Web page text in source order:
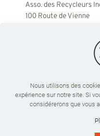
Asso. des Recycleurs
100 Route de Vienne
Du lundi au vendredi
09:00 - 18:00
Nous utilisons des
expérience sur notre site. Si
considérerons que vous